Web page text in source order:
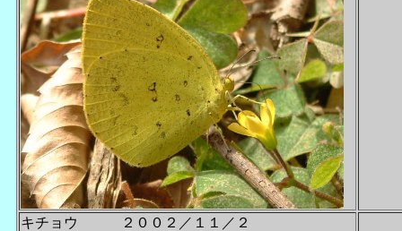
キチョウ ２００２／１１／２